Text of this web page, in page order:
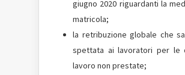
giugno 2020 riguardanti la
matricola;
la retribuzione globale che
spettata ai lavoratori per le
lavoro non prestate;